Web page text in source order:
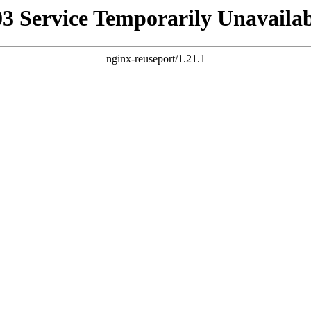
Service Temporarily
nginx-reuseport/1.21.1